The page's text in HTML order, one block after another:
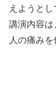
えようとし
講演内容
人の痛みを